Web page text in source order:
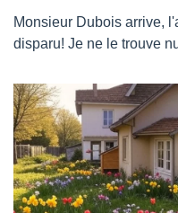
Monsieur Dubois arrive,
disparu! Je ne le trouve